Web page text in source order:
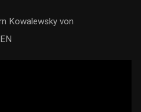
Kowalewsky von